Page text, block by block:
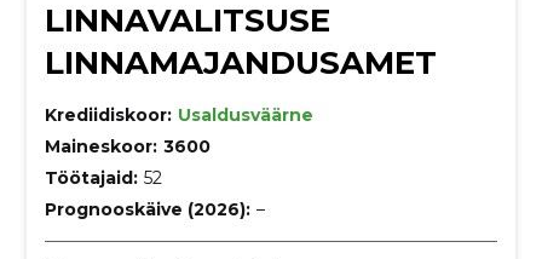
LINNAVALITSUSE
LINNAMAJANDUSAMET
Krediidiskoor: Usaldusväärne
Maineskoor: 3600
Töötajaid: 52
Prognooskäive (2026): –